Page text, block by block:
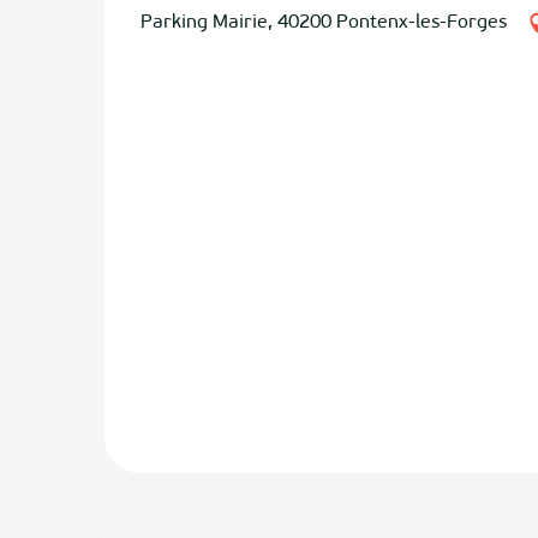
Parking Mairie, 40200 Pontenx-les-Forges